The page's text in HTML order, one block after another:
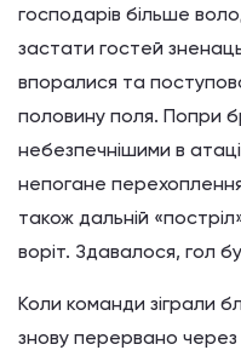
господарів більше
застати гостей
впоралися та
половину поля. Попри
небезпечнішими в
непогане
також дальній
воріт. Здавалося, гол
Коли команди зіграли
знову перервано через